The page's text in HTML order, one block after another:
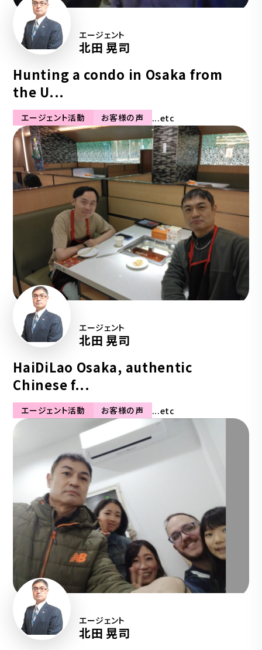
エージェント
北田 晃司
Hunting a condo in Osaka from
the U...
エージェント活動 お客様の声 ...etc
エージェント
北田 晃司
HaiDiLao Osaka, authentic
Chinese f...
エージェント活動 お客様の声 ...etc
エージェント
北田 晃司